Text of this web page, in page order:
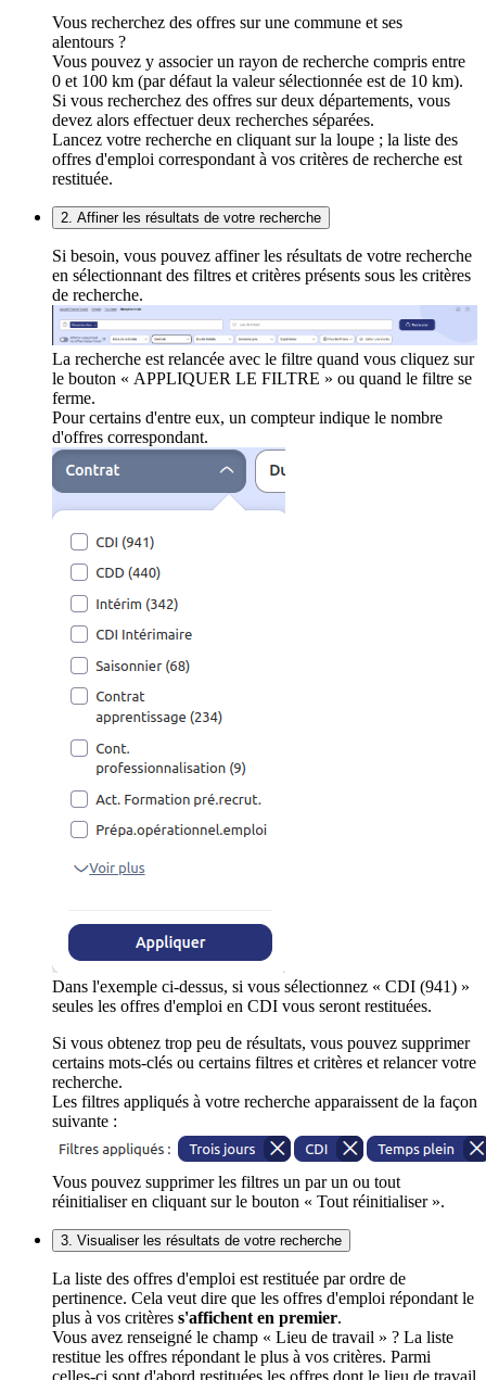
Vous recherchez des offres sur une commune et ses
alentours ?
Vous pouvez y associer un rayon de recherche compris entre
0 et 100 km (par défaut la valeur sélectionnée est de 10 km).
Si vous recherchez des offres sur deux départements, vous
devez alors effectuer deux recherches séparées.
Lancez votre recherche en cliquant sur la loupe ; la liste des
offres d'emploi correspondant à vos critères de recherche est
restituée.
2. Affiner les résultats de votre recherche
Si besoin, vous pouvez affiner les résultats de votre recherche
en sélectionnant des filtres et critères présents sous les critères
de recherche.
La recherche est relancée avec le filtre quand vous cliquez sur
le bouton « APPLIQUER LE FILTRE » ou quand le filtre se
ferme.
Pour certains d'entre eux, un compteur indique le nombre
d'offres correspondant.
Dans l'exemple ci-dessus, si vous sélectionnez « CDI (941) »
seules les offres d'emploi en CDI vous seront restituées.
Si vous obtenez trop peu de résultats, vous pouvez supprimer
certains mots-clés ou certains filtres et critères et relancer votre
recherche.
Les filtres appliqués à votre recherche apparaissent de la façon
suivante :
Vous pouvez supprimer les filtres un par un ou tout
réinitialiser en cliquant sur le bouton « Tout réinitialiser ».
3. Visualiser les résultats de votre recherche
La liste des offres d'emploi est restituée par ordre de
pertinence. Cela veut dire que les offres d'emploi répondant le
plus à vos critères s'affichent en premier.
Vous avez renseigné le champ « Lieu de travail » ? La liste
restitue les offres répondant le plus à vos critères. Parmi
celles-ci sont d'abord restituées les offres dont le lieu de travail